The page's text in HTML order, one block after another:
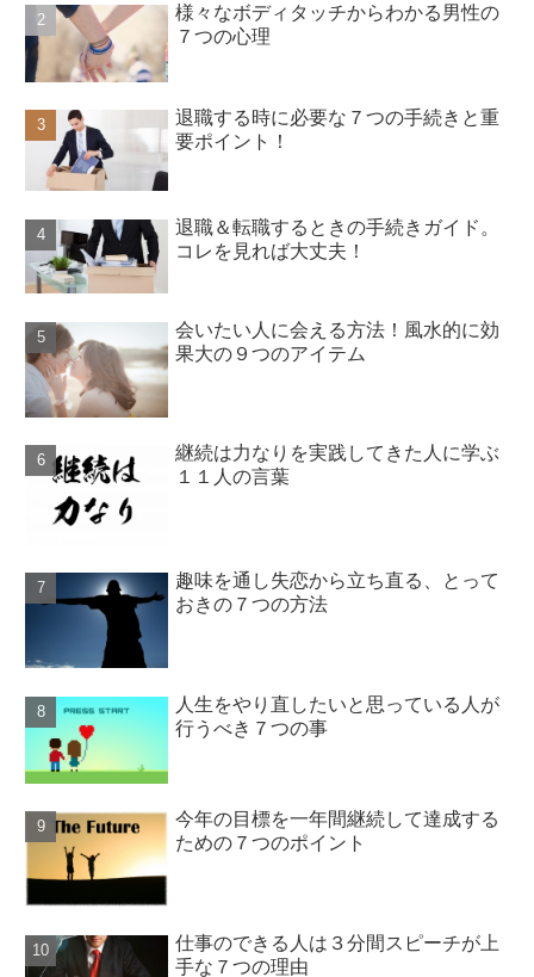
様々なボディタッチからわかる男性の
７つの心理
退職する時に必要な７つの手続きと重
要ポイント！
退職＆転職するときの手続きガイド。
コレを見れば大丈夫！
会いたい人に会える方法！風水的に効
果大の９つのアイテム
継続は力なりを実践してきた人に学ぶ
１１人の言葉
趣味を通し失恋から立ち直る、とって
おきの７つの方法
人生をやり直したいと思っている人が
行うべき７つの事
今年の目標を一年間継続して達成する
ための７つのポイント
仕事のできる人は３分間スピーチが上
手な７つの理由